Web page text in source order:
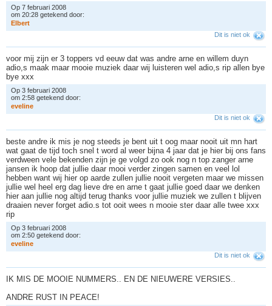
Op 7 februari 2008
om 20:28 getekend door:
Elbert
Dit is niet ok
voor mij zijn er 3 toppers vd eeuw dat was andre arne en willem duyn
adio,s maak maar mooie muziek daar wij luisteren wel adio,s rip allen bye
bye xxx
Op 3 februari 2008
om 2:58 getekend door:
eveline
Dit is niet ok
beste andre ik mis je nog steeds je bent uit t oog maar nooit uit mn hart
wat gaat de tijd toch snel t word al weer bijna 4 jaar dat je hier bij ons fans
verdween vele bekenden zijn je ge volgd zo ook nog n top zanger arne
jansen ik hoop dat jullie daar mooi verder zingen samen en veel lol
hebben want wij hier op aarde zullen jullie nooit vergeten maar we missen
jullie wel heel erg dag lieve dre en arne t gaat jullie goed daar we denken
hier aan jullie nog altijd terug thanks voor jullie muziek we zullen t blijven
draaien never forget adio.s tot ooit wees n mooie ster daar alle twee xxx
rip
Op 3 februari 2008
om 2:50 getekend door:
eveline
Dit is niet ok
IK MIS DE MOOIE NUMMERS.. EN DE NIEUWERE VERSIES..
ANDRE RUST IN PEACE!